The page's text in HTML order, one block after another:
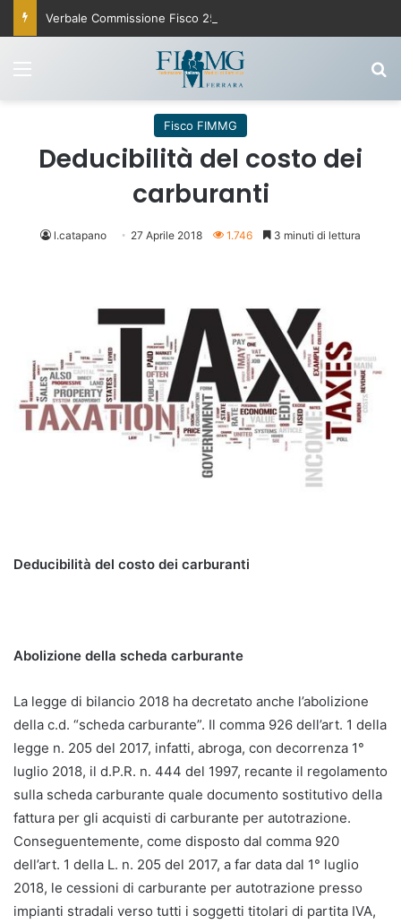
Verbale Commissione Fisco 25 settembre 2025
Fisco FIMMG
Deducibilità del costo dei
carburanti
l.catapano 27 Aprile 2018 1.746 3 minuti di lettura
Deducibilità del costo dei carburanti
Abolizione della scheda carburante
La legge di bilancio 2018 ha decretato anche l’abolizione
della c.d. “scheda carburante”. Il comma 926 dell’art. 1 della
legge n. 205 del 2017, infatti, abroga, con decorrenza 1°
luglio 2018, il d.P.R. n. 444 del 1997, recante il regolamento
sulla scheda carburante quale documento sostitutivo della
fattura per gli acquisti di carburante per autotrazione.
Conseguentemente, come disposto dal comma 920
dell’art. 1 della L. n. 205 del 2017, a far data dal 1° luglio
2018, le cessioni di carburante per autotrazione presso
impianti stradali verso tutti i soggetti titolari di partita IVA,